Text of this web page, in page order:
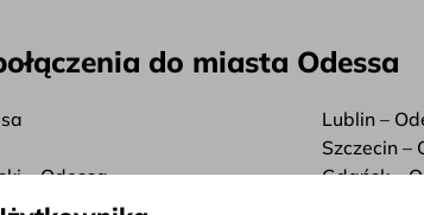
do miasta Odessa
Lublin –
Szczecin –
– Odessa
Gdańsk –